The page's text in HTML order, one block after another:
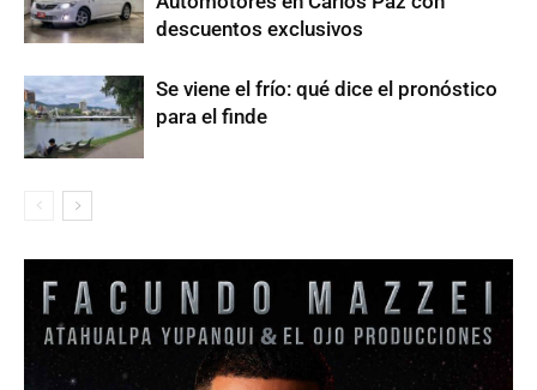
descuentos exclusivos
Se viene el frío: qué dice el pronóstico
para el finde